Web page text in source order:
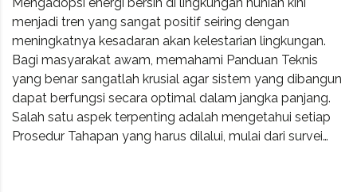
menjadi tren yang sangat positif seiring dengan
meningkatnya kesadaran akan kelestarian lingkungan.
Bagi masyarakat awam, memahami Panduan Teknis
yang benar sangatlah krusial agar sistem yang dibangun
dapat berfungsi secara optimal dalam jangka panjang.
Salah satu aspek terpenting adalah mengetahui setiap
Prosedur Tahapan yang harus dilalui, mulai dari survei…